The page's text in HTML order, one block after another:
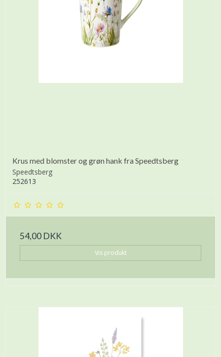
Krus med blomster og grøn hank fra Speedtsberg
Speedtsberg
252613
54,00 DKK
Vis produkt